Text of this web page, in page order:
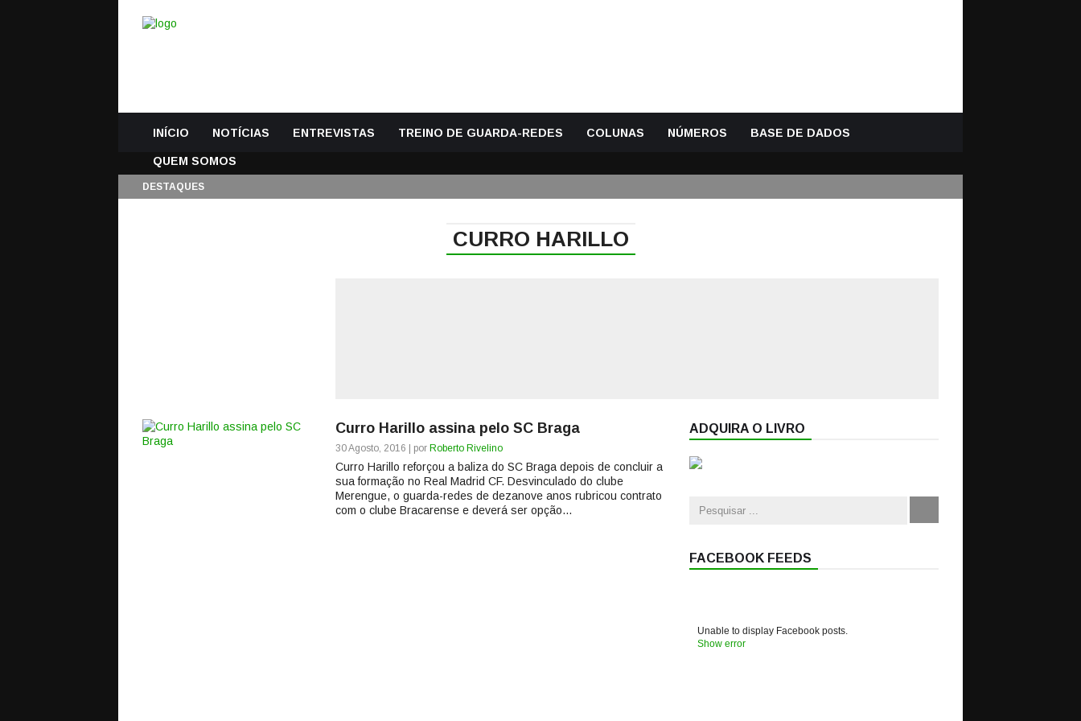
INÍCIO NOTÍCIAS ENTREVISTAS TREINO DE GUARDA-REDES COLUNAS NÚMEROS BASE DE DADOS
QUEM SOMOS
DESTAQUES
CURRO HARILLO
Curro Harillo assina pelo SC Braga
30 Agosto, 2016 | por Roberto Rivelino
Curro Harillo reforçou a baliza do SC Braga depois de concluir a
sua formação no Real Madrid CF. Desvinculado do clube
Merengue, o guarda-redes de dezanove anos rubricou contrato
com o clube Bracarense e deverá ser opção...
ADQUIRA O LIVRO
FACEBOOK FEEDS
Unable to display Facebook posts.
Show error